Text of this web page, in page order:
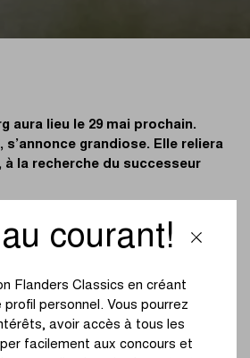
aura lieu le 29 mai prochain.
, s’annonce grandiose. Elle reliera
à la recherche du successeur
de Pentecôte, nous irons à
rapide au final exigeant. Cette
neuf ascensions et huit secteurs
donné de Hasselt sur le coup de
courant!
Flanders Classics en créant
personnel. Vous pourrez
avoir accès à tous les
facilement aux concours et